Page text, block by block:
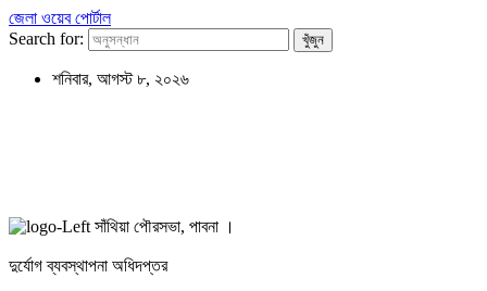
জেলা ওয়েব পোর্টাল
Search for:
শনিবার, আগস্ট ৮, ২০২৬
সাঁথিয়া পৌরসভা, পাবনা ।
দুর্যোগ ব্যবস্থাপনা অধিদপ্তর